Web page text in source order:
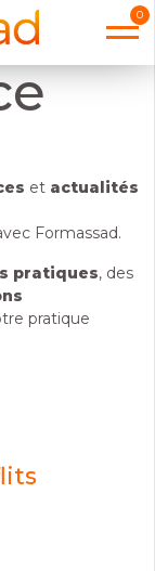
0
et actualités
Formassad.
pratiques, des
pratique